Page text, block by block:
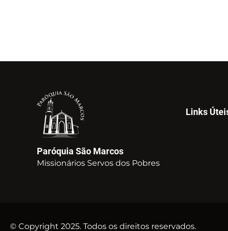
Paróquia São Marcos
Missionários Servos dos Pobres
Links
© Copyright 2025. Todos os direitos reservados.